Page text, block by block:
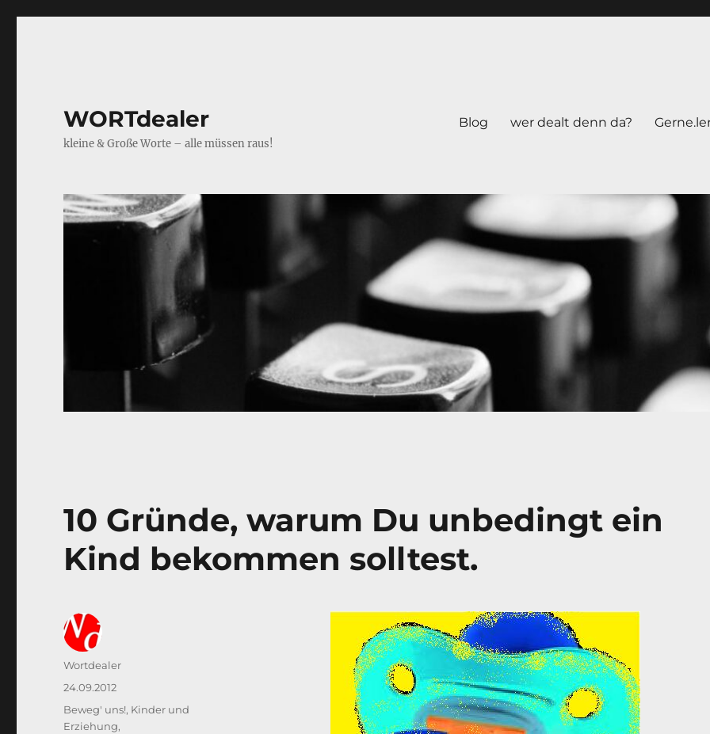
WORTdealer
kleine & Große Worte – alle müssen raus!
Blog wer dealt denn da?
10 Gründe, warum Du unbedingt ein
Kind bekommen solltest.
Autor
Wortdealer
Veröffentlicht
24.09.2012
Kategorien
Beweg' uns!, Kinder und
Erziehung,